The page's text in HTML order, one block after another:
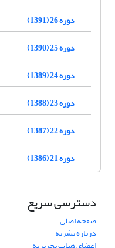
دوره 26 (1391)
دوره 25 (1390)
دوره 24 (1389)
دوره 23 (1388)
دوره 22 (1387)
دوره 21 (1386)
دسترسی سریع
صفحه اصلی
درباره نشریه